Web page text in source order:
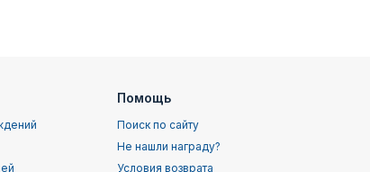
Помощь
Поиск по сайту
Не нашли награду?
Условия возврата